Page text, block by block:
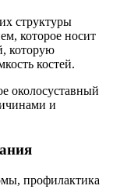
структуры
которое носит
которую
костей.
околосуставный
и